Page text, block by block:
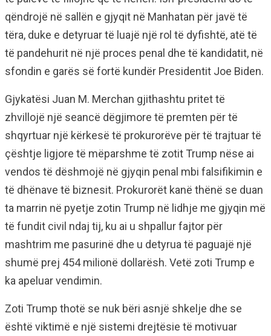
qëndrojë në sallën e gjyqit në Manhatan për javë të
tëra, duke e detyruar të luajë një rol të dyfishtë, atë të
të pandehurit në një proces penal dhe të kandidatit, në
sfondin e garës së fortë kundër Presidentit Joe Biden.
Gjykatësi Juan M. Merchan gjithashtu pritet të
zhvillojë një seancë dëgjimore të premten për të
shqyrtuar një kërkesë të prokurorëve për të trajtuar të
çështje ligjore të mëparshme të zotit Trump nëse ai
vendos të dëshmojë në gjyqin penal mbi falsifikimin e
të dhënave të biznesit. Prokurorët kanë thënë se duan
ta marrin në pyetje zotin Trump në lidhje me gjyqin më
të fundit civil ndaj tij, ku ai u shpallur fajtor për
mashtrim me pasurinë dhe u detyrua të paguajë një
shumë prej 454 milionë dollarësh. Vetë zoti Trump e
ka apeluar vendimin.
Zoti Trump thotë se nuk bëri asnjë shkelje dhe se
është viktimë e një sistemi drejtësie të motivuar